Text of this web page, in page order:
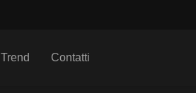
Trend Contatti